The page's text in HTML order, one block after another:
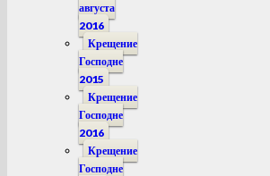
августа
2016
Крещение
Господне
2015
Крещение
Господне
2016
Крещение
Господне